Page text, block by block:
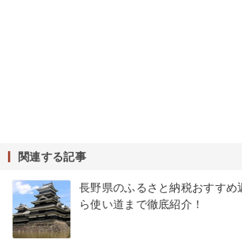
関連する記事
長野県のふるさと納税おすすめ
ら使い道まで徹底紹介！